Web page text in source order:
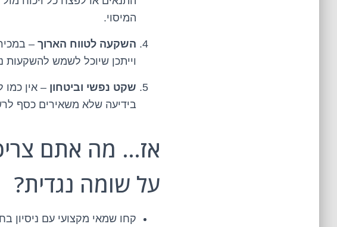
המיסוי.
השקעה לטווח הארוך –
וייתכן שיוכל לשמש
שקט נפשי וביטחון – אין כמו
בידיעה שלא משאירים כסף
אז… מה אתם
על שומה נגדית?
קחו שמאי מקצועי עם ניסיון